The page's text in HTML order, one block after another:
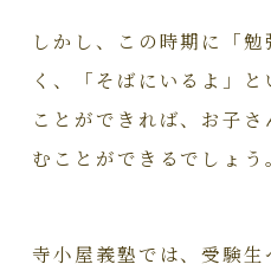
しかし、この時期に「
く、「そばにいるよ」
ことができれば、お子
むことができるでしょう
寺小屋義塾では、受験